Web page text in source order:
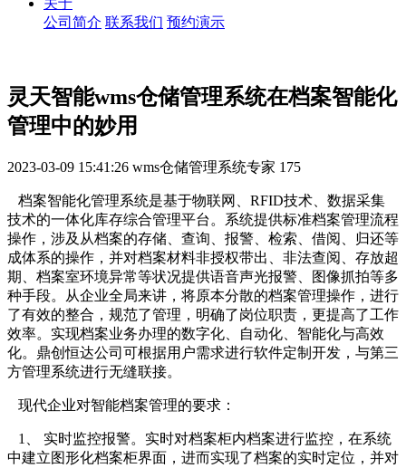
关于
公司简介 联系我们 预约演示
灵天智能wms仓储管理系统在档案智能化
管理中的妙用
2023-03-09 15:41:26 wms仓储管理系统专家 175
档案智能化管理系统是基于物联网、RFID技术、数据采集
技术的一体化库存综合管理平台。系统提供标准档案管理流程
操作，涉及从档案的存储、查询、报警、检索、借阅、归还等
成体系的操作，并对档案材料非授权带出、非法查阅、存放超
期、档案室环境异常等状况提供语音声光报警、图像抓拍等多
种手段。从企业全局来讲，将原本分散的档案管理操作，进行
了有效的整合，规范了管理，明确了岗位职责，更提高了工作
效率。实现档案业务办理的数字化、自动化、智能化与高效
化。鼎创恒达公司可根据用户需求进行软件定制开发，与第三
方管理系统进行无缝联接。
现代企业对智能档案管理的要求：
1、 实时监控报警。实时对档案柜内档案进行监控，在系统
中建立图形化档案柜界面，进而实现了档案的实时定位，并对